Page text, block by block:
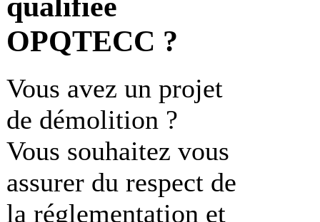
OPQTECC ?
Vous avez un projet
de démolition ?
Vous souhaitez vous
assurer du respect de
la réglementation et